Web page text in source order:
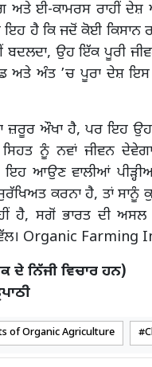
ਅਤੇ ਈ-ਕਾਮਰਸ ਰਾਹੀਂ
ਇਹ ਹੈ ਕਿ ਜਦੋਂ ਕੋਈ ਕਿਸਾਨ
ਬਦਲਦਾ, ਉਹ ਇੱਕ ਪੂਰੀ
ਅਤੇ ਅੰਤ ’ਚ ਪੂਰਾ ਦੇਸ਼ ਇਸ
ਜ਼ਰੂਰ ਔਖਾ ਹੈ, ਪਰ ਇਹ ਉਹ
ਨੂੰ ਨਵਾਂ ਜੀਵਨ
ਇਹ ਆਉਣ ਵਾਲੀਆਂ
ਕਰਨਾ ਹੈ, ਤਾਂ ਸਾਨੂੰ
ਹੈ, ਸਗੋਂ ਭਾਰਤ ਦੀ
Organic Farming
ਦੇ ਨਿੱਜੀ ਵਿਚਾਰ ਹਨ)
of Organic Agriculture